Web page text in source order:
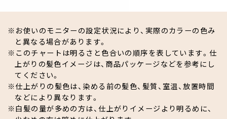
お使いのモニターの設定状況により、実際のカラーの色み
と異なる場合があります。
このチャートは明るさと色合いの順序を表しています。仕
上がりの髪色イメージは、商品パッケージなどを参考にし
てください。
仕上がりの髪色は、染める前の髪色、髪質、室温、放置時間
などにより異なります。
白髪の量が多めの方は、仕上がりイメージより明るめに、